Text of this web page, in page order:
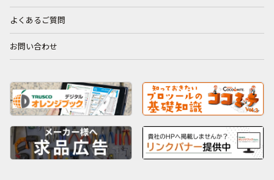
よくあるご質問
お問い合わせ